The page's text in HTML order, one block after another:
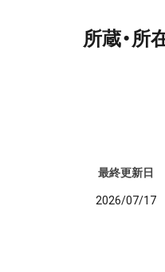
所蔵・所
最終更新日
2026/07/17